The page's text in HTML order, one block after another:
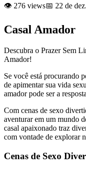
👁️ 276 views📅 22 de
Casal Amador
Descubra o Prazer Sem
Amador!
Se você está procurando
de apimentar sua vida
amador pode ser a
Com cenas de sexo
aventurar em um mundo
casal apaixonado traz
com vontade de explorar
Cenas de Sexo